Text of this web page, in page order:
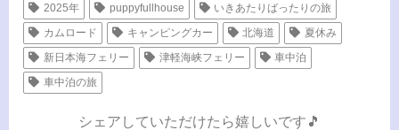
2025年
puppyfullhouse
いきあたりばったりの旅
カムロード
キャンピングカー 北海道
夏休み
新日本海フェリー
津軽海峡フェリー
車中泊
車中泊の旅
シェアしていただけたら嬉しいです🎵